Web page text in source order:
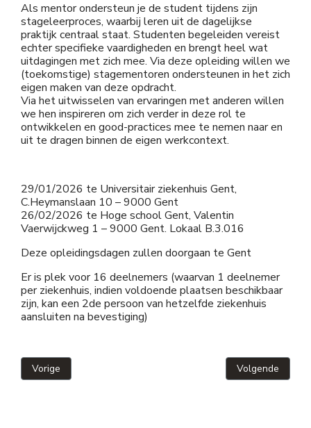
Als mentor ondersteun je de student tijdens zijn
stageleerproces, waarbij leren uit de dagelijkse
praktijk centraal staat. Studenten begeleiden vereist
echter specifieke vaardigheden en brengt heel wat
uitdagingen met zich mee. Via deze opleiding willen we
(toekomstige) stagementoren ondersteunen in het zich
eigen maken van deze opdracht.
Via het uitwisselen van ervaringen met anderen willen
we hen inspireren om zich verder in deze rol te
ontwikkelen en good-practices mee te nemen naar en
uit te dragen binnen de eigen werkcontext.
29/01/2026 te Universitair ziekenhuis Gent,
C.Heymanslaan 10 – 9000 Gent
26/02/2026 te Hoge school Gent, Valentin
Vaerwijckweg 1 – 9000 Gent. Lokaal B.3.016
Deze opleidingsdagen zullen doorgaan te Gent
Er is plek voor 16 deelnemers (waarvan 1 deelnemer
per ziekenhuis, indien voldoende plaatsen beschikbaar
zijn, kan een 2de persoon van hetzelfde ziekenhuis
aansluiten na bevestiging)
Vorig artikel: Welkom aan Angelique Tijtgat als nieuw
Vorige Volgende
Volgende